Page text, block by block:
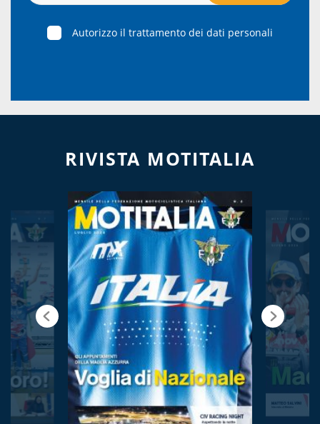
Autorizzo il trattamento dei dati personali
RIVISTA MOTITALIA